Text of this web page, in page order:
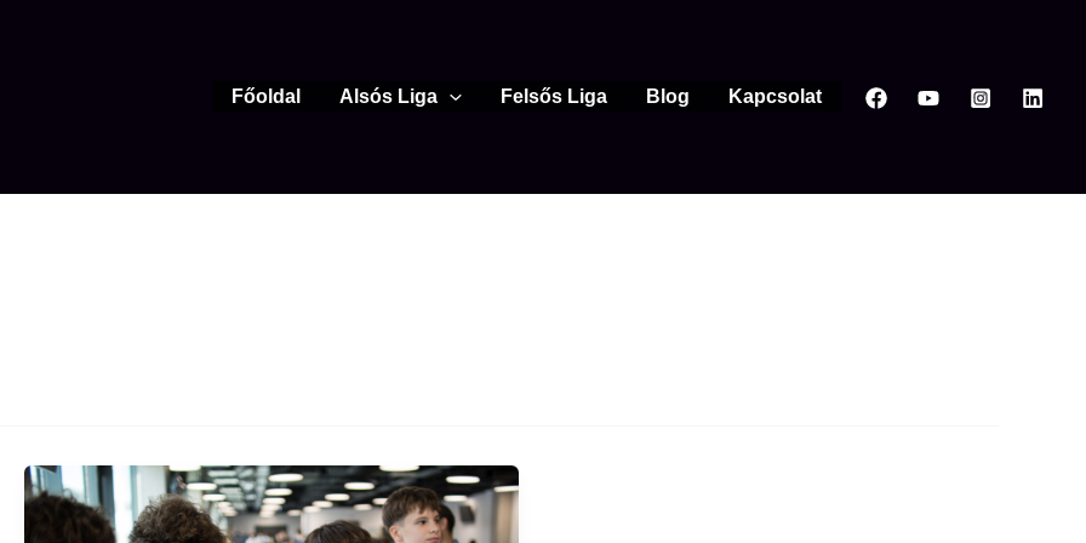
Főoldal Alsós Liga Felsős Liga Blog Kapcsolat